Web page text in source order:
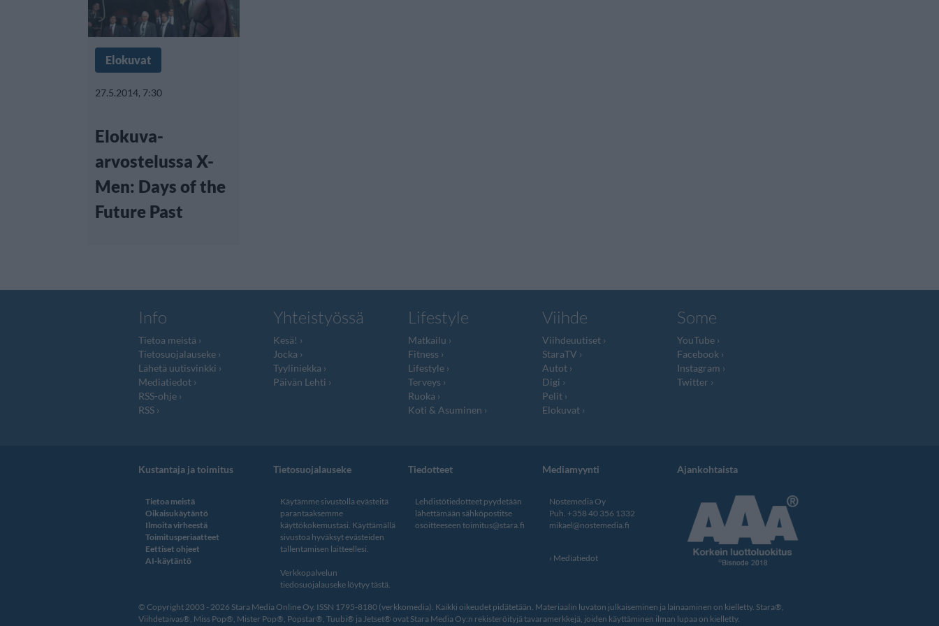
Elokuvat
27.5.2014, 7:30
Elokuva-
arvostelussa X-
Men: Days of the
Future Past
Info
Tietoa meistä
Tietosuojalauseke
Lähetä uutisvinkki
Mediatiedot
RSS-ohje
RSS
Yhteistyössä
Kesä!
Jocka
Tyyliniekka
Päivän Lehti
Lifestyle
Matkailu
Fitness
Lifestyle
Terveys
Ruoka
Koti & Asuminen
Viihde
Viihdeuutiset
StaraTV
Autot
Digi
Pelit
Elokuvat
Some
YouTube
Facebook
Instagram
Twitter
Kustantaja ja toimitus
Tietoa meistä
Oikaisukäytäntö
Ilmoita virheestä
Toimitusperiaatteet
Eettiset ohjeet
AI-käytäntö
Tietosuojalauseke
Käytämme sivustolla evästeitä
parantaaksemme
käyttökokemustasi. Käyttämällä
sivustoa hyväksyt evästeiden
tallentamisen laitteellesi.
Verkkopalvelun
tiedosuojalauseke löytyy tästä.
Tiedotteet
Lehdistötiedotteet pyydetään
lähettämään sähköpostitse
osoitteeseen toimitus@stara.fi
Mediamyynti
Nostemedia Oy
Puh. +358 40 356 1332
mikael@nostemedia.fi
Mediatiedot
Ajankohtaista
© Copyright 2003 - 2026 Stara Media Online Oy. ISSN 1795-8180 (verkkomedia). Kaikki oikeudet pidätetään. Materiaalin luvaton julkaiseminen ja lainaaminen on kielletty. Stara®,
Viihdetaivas®, Miss Pop®, Mister Pop®, Popstar®, Tuubi® ja Jetset® ovat Stara Media Oy:n rekisteröityjä tavaramerkkejä, joiden käyttäminen ilman lupaa on kielletty.